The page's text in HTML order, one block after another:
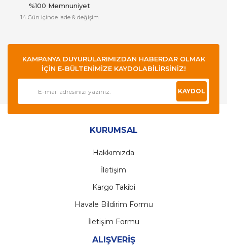
%100 Memnuniyet
14 Gün içinde iade & değişim
KAMPANYA DUYURULARIMIZDAN HABERDAR OLMAK
İÇİN E-BÜLTENİMİZE KAYDOLABİLİRSİNİZ!
KAYDOL
KURUMSAL
Hakkımızda
İletişim
Kargo Takibi
Havale Bildirim Formu
İletişim Formu
ALIŞVERİŞ